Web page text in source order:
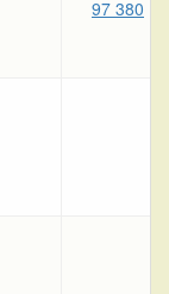
97 380